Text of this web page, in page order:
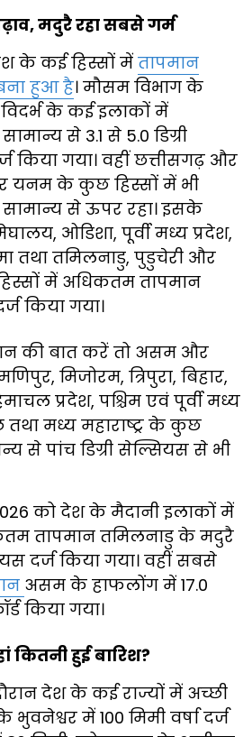
मदुरै रहा सबसे गर्म
के कई हिस्सों में तापमान
हुआ है। मौसम विभाग के
के कई इलाकों में
से 3.1 से 5.0 डिग्री
किया गया। वहीं छत्तीसगढ़ और
यनम के कुछ हिस्सों में भी
से ऊपर रहा। इसके
ओडिशा, पूर्वी मध्य प्रदेश,
तथा तमिलनाडु, पुडुचेरी और
में अधिकतम तापमान
किया गया।
की बात करें तो असम और
मिजोरम, त्रिपुरा, बिहार,
प्रदेश, पश्चिम एवं पूर्वी मध्य
तथा मध्य महाराष्ट्र के कुछ
से पांच डिग्री सेल्सियस से भी
को देश के मैदानी इलाकों में
तापमान तमिलनाडु के मदुरै
दर्ज किया गया। वहीं सबसे
असम के हाफलोंग में 17.0
किया गया।
कितनी हुई बारिश?
देश के कई राज्यों में अच्छी
भुवनेश्वर में 100 मिमी वर्षा दर्ज